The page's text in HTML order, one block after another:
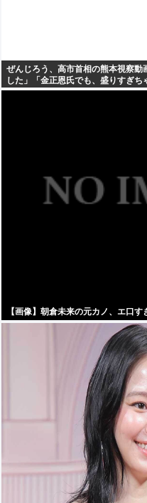
ぜんじろう、高市首相の熊本視察動
した」「金正恩氏でも、盛りすぎち
【画像】朝倉未来の元カノ、エ口す